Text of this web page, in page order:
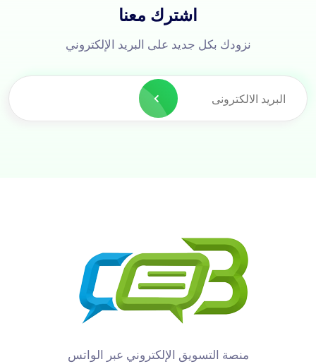
اشترك معنا
نزودك بكل جديد على البريد الإلكتروني
منصة التسويق الإلكتروني عبر الواتس